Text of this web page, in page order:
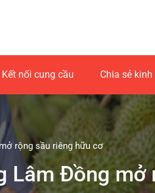
Kết nối cung cầu Chia sẻ
rộng sầu riêng hữu cơ
Lâm Đồng